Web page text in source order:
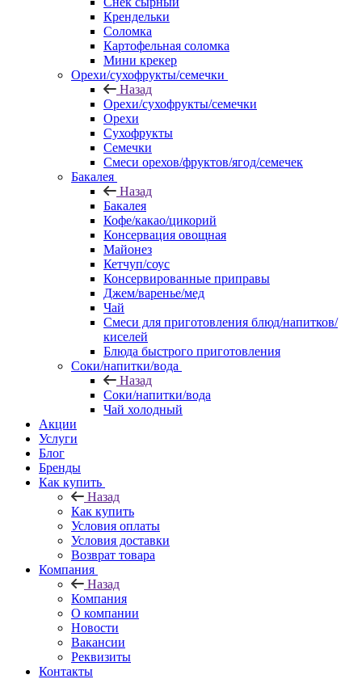
Крендельки
Соломка
Картофельная соломка
Мини крекер
Орехи/сухофрукты/семечки
Назад
Орехи/сухофрукты/семечки
Орехи
Сухофрукты
Семечки
Смеси орехов/фруктов/ягод/семечек
Бакалея
Назад
Бакалея
Кофе/какао/цикорий
Консервация овощная
Майонез
Кетчуп/соус
Консервированные приправы
Джем/варенье/мед
Чай
Смеси для приготовления блюд/напитков/
киселей
Блюда быстрого приготовления
Соки/напитки/вода
Назад
Соки/напитки/вода
Чай холодный
Акции
Услуги
Блог
Бренды
Как купить
Назад
Как купить
Условия оплаты
Условия доставки
Возврат товара
Компания
Назад
Компания
О компании
Новости
Вакансии
Реквизиты
Контакты